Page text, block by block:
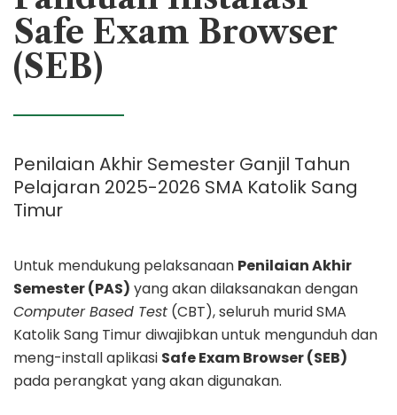
2026
Safe Exam Browser
(SEB)
Penilaian Akhir Semester Ganjil Tahun
Pelajaran 2025-2026 SMA Katolik Sang
Timur
Untuk mendukung pelaksanaan Penilaian Akhir
Semester (PAS) yang akan dilaksanakan dengan
Computer Based Test (CBT), seluruh murid SMA
Katolik Sang Timur diwajibkan untuk mengunduh dan
meng-install aplikasi Safe Exam Browser (SEB)
pada perangkat yang akan digunakan.